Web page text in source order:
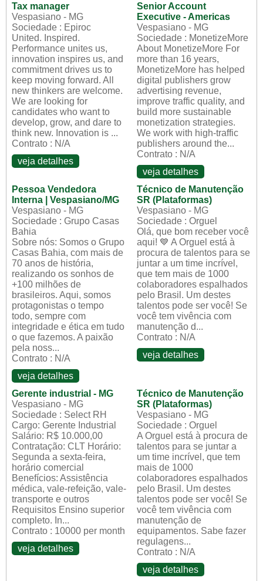
Tax manager
Vespasiano - MG
Sociedade : Epiroc
United. Inspired.
Performance unites us,
innovation inspires us, and
commitment drives us to
keep moving forward. All
new thinkers are welcome.
We are looking for
candidates who want to
develop, grow, and dare to
think new. Innovation is ...
Contrato : N/A
veja detalhes
Senior Account
Executive - Americas
Vespasiano - MG
Sociedade : MonetizeMore
About MonetizeMore For
more than 16 years,
MonetizeMore has helped
digital publishers grow
advertising revenue,
improve traffic quality, and
build more sustainable
monetization strategies.
We work with high-traffic
publishers around the...
Contrato : N/A
veja detalhes
Pessoa Vendedora
Interna | Vespasiano/MG
Vespasiano - MG
Sociedade : Grupo Casas
Bahia
Sobre nós: Somos o Grupo
Casas Bahia, com mais de
70 anos de história,
realizando os sonhos de
+100 milhões de
brasileiros. Aqui, somos
protagonistas o tempo
todo, sempre com
integridade e ética em tudo
o que fazemos. A paixão
pela noss...
Contrato : N/A
veja detalhes
Técnico de Manutenção
SR (Plataformas)
Vespasiano - MG
Sociedade : Orguel
Olá, que bom receber você
aqui! 💙 A Orguel está à
procura de talentos para se
juntar a um time incrível,
que tem mais de 1000
colaboradores espalhados
pelo Brasil. Um destes
talentos pode ser você! Se
você tem vivência com
manutenção d...
Contrato : N/A
veja detalhes
Gerente industrial - MG
Vespasiano - MG
Sociedade : Select RH
Cargo: Gerente Industrial
Salário: R$ 10.000,00
Contratação: CLT Horário:
Segunda a sexta-feira,
horário comercial
Benefícios: Assistência
médica, vale-refeição, vale-
transporte e outros
Requisitos Ensino superior
completo. In...
Contrato : 10000 per month
veja detalhes
Técnico de Manutenção
SR (Plataformas)
Vespasiano - MG
Sociedade : Orguel
A Orguel está à procura de
talentos para se juntar a
um time incrível, que tem
mais de 1000
colaboradores espalhados
pelo Brasil. Um destes
talentos pode ser você! Se
você tem vivência com
manutenção de
equipamentos. Sabe fazer
regulagens...
Contrato : N/A
veja detalhes